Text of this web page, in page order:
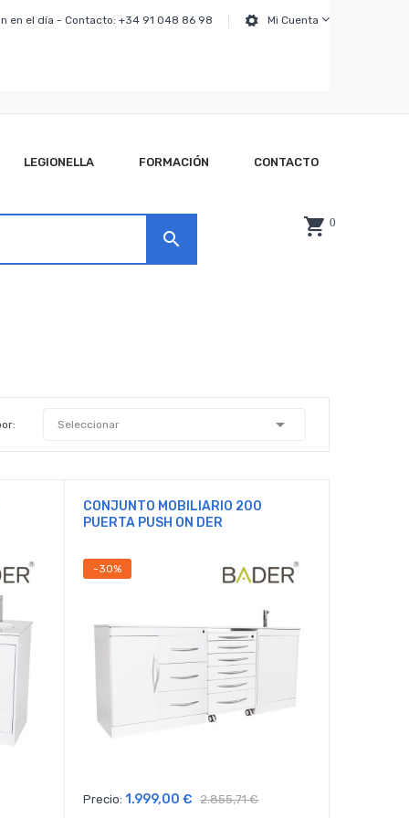
Mi Cuenta
en el día - Contacto: +34 91 048 86 98
LEGIONELLA FORMACIÓN CONTACTO
0
search
Seleccionar 
CONJUNTO MOBILIARIO 200
PUERTA PUSH ON DER
-30%
Precio: 1.999,00 € 2.855,71 €